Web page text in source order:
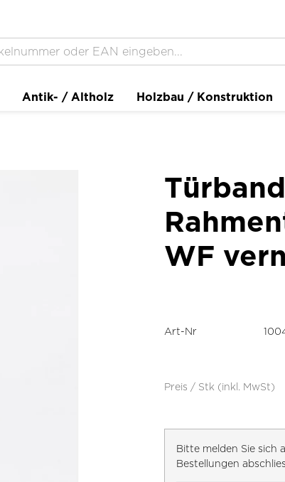
Antik- / Altholz Holzbau / Konstruktion
WF
Preis / Stk (inkl. MwSt)
Bitte melden Sie sich
Bestellungen
Art-Nr